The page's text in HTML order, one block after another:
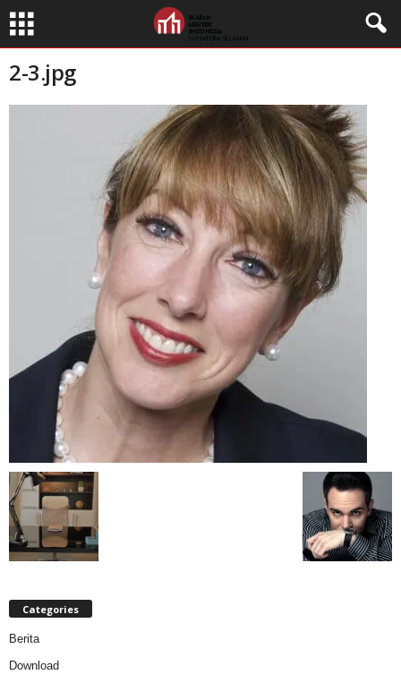
2-3.jpg
Categories
Berita
Download